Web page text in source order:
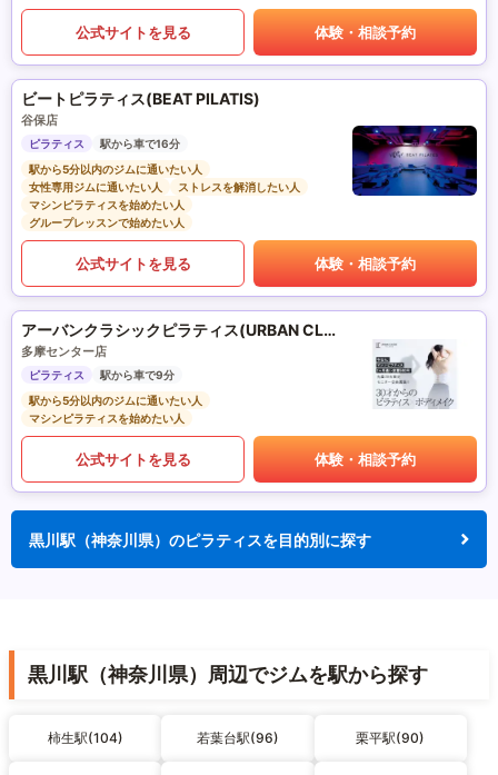
公式サイトを見る 体験・相談予約
ビートピラティス(BEAT PILATIS)
谷保店
ピラティス
駅から車で16分
駅から5分以内のジムに通いたい人
女性専用ジムに通いたい人
ストレスを解消したい人
マシンピラティスを始めたい人
グループレッスンで始めたい人
公式サイトを見る 体験・相談予約
アーバンクラシックピラティス(URBAN CLASSIC PILATES)
多摩センター店
ピラティス
駅から車で9分
駅から5分以内のジムに通いたい人
マシンピラティスを始めたい人
公式サイトを見る 体験・相談予約
黒川駅（神奈川県）のピラティスを目的別に探す
黒川駅（神奈川県）周辺でジムを駅から探す
柿生駅(104) 若葉台駅(96) 栗平駅(90)